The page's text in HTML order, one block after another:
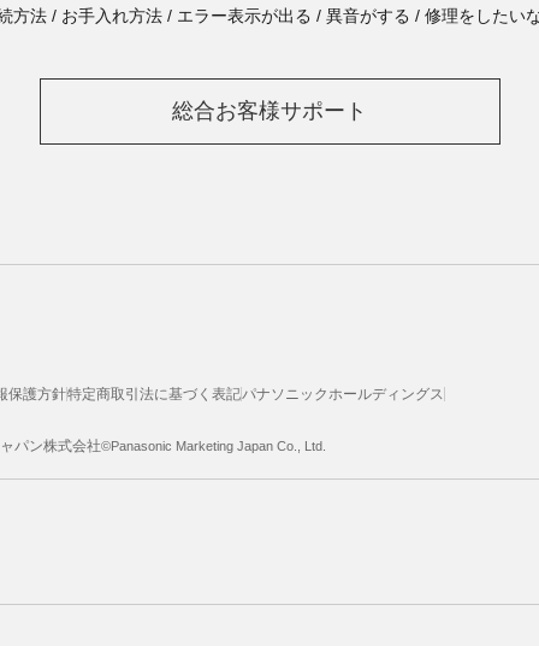
方法 / お手入れ方法 / エラー表示が出る / 異音がする / 修理をしたい
総合お客様サポート
保護方針特定商取引法に基づく表記パナソニックホールディングス
パン株式会社©Panasonic Marketing Japan Co., Ltd.